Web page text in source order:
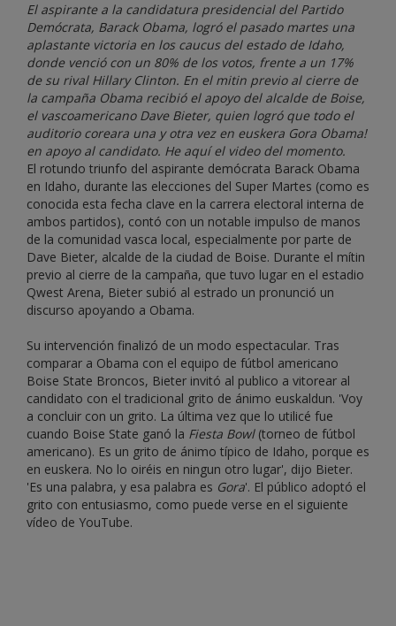
El aspirante a la candidatura presidencial del Partido
Demócrata, Barack Obama, logró el pasado martes una
aplastante victoria en los caucus del estado de Idaho,
donde venció con un 80% de los votos, frente a un 17%
de su rival Hillary Clinton. En el mitin previo al cierre de
la campaña Obama recibió el apoyo del alcalde de Boise,
el vascoamericano Dave Bieter, quien logró que todo el
auditorio coreara una y otra vez en euskera Gora Obama!
en apoyo al candidato. He aquí el video del momento.
El rotundo triunfo del aspirante demócrata Barack Obama
en Idaho, durante las elecciones del Super Martes (como es
conocida esta fecha clave en la carrera electoral interna de
ambos partidos), contó con un notable impulso de manos
de la comunidad vasca local, especialmente por parte de
Dave Bieter, alcalde de la ciudad de Boise. Durante el mítin
previo al cierre de la campaña, que tuvo lugar en el estadio
Qwest Arena, Bieter subió al estrado un pronunció un
discurso apoyando a Obama.
Su intervención finalizó de un modo espectacular. Tras
comparar a Obama con el equipo de fútbol americano
Boise State Broncos, Bieter invitó al publico a vitorear al
candidato con el tradicional grito de ánimo euskaldun. 'Voy
a concluir con un grito. La última vez que lo utilicé fue
cuando Boise State ganó la Fiesta Bowl(torneo de fútbol
americano). Es un grito de ánimo típico de Idaho, porque es
en euskera. No lo oiréis en ningun otro lugar', dijo Bieter.
'Es una palabra, y esa palabra es Gora'. El público adoptó el
grito con entusiasmo, como puede verse en el siguiente
vídeo de YouTube.